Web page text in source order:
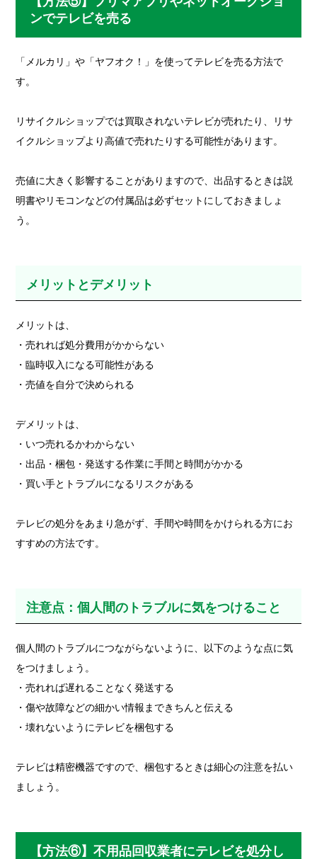
ンでテレビを売る
「メルカリ」や「ヤフオク！」を使ってテレビを売る方法で
す。
リサイクルショップでは買取されないテレビが売れたり、リサ
イクルショップより高値で売れたりする可能性があります。
売値に大きく影響することがありますので、出品するときは説
明書やリモコンなどの付属品は必ずセットにしておきましょ
う。
メリットとデメリット
メリットは、
・売れれば処分費用がかからない
・臨時収入になる可能性がある
・売値を自分で決められる
デメリットは、
・いつ売れるかわからない
・出品・梱包・発送する作業に手間と時間がかかる
・買い手とトラブルになるリスクがある
テレビの処分をあまり急がず、手間や時間をかけられる方にお
すすめの方法です。
注意点：個人間のトラブルに気をつけること
個人間のトラブルにつながらないように、以下のような点に気
をつけましょう。
・売れれば遅れることなく発送する
・傷や故障などの細かい情報まできちんと伝える
・壊れないようにテレビを梱包する
テレビは精密機器ですので、梱包するときは細心の注意を払い
ましょう。
【方法⑥】不用品回収業者にテレビを処分し